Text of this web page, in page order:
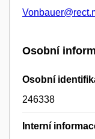
Osobní
Osobní
246338
Interní